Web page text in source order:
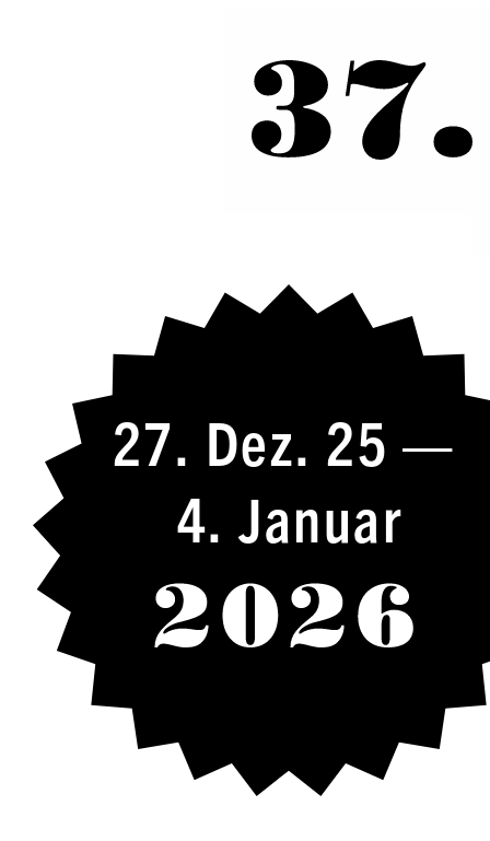
27. Dez. 25 —
4. Januar